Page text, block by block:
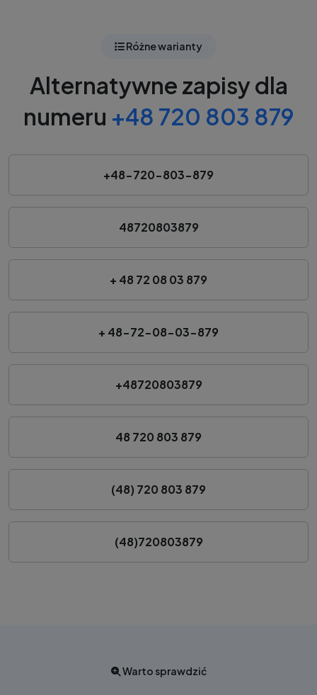
Różne warianty
Alternatywne zapisy dla
numeru +48 720 803 879
+48-720-803-879
48720803879
+ 48 72 08 03 879
+ 48-72-08-03-879
+48720803879
48 720 803 879
(48) 720 803 879
(48)720803879
Warto sprawdzić